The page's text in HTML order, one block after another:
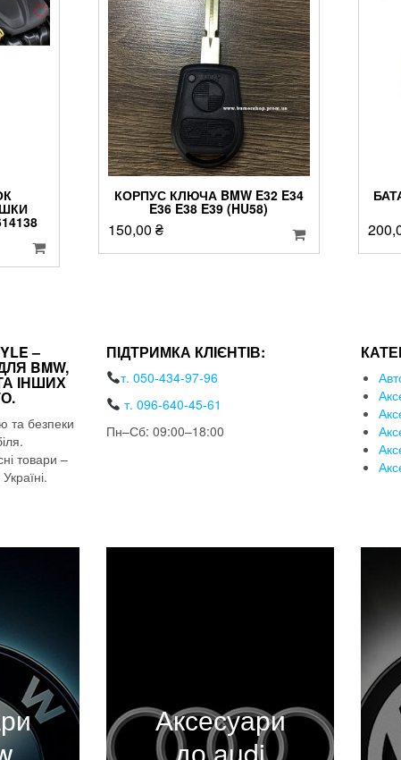
КОРПУС КЛЮЧА BMW E32 E34
E36 E38 E39 (HU58)
150,00 ₴
–
BMW,
ІНШИХ
та безпеки
товари –
ПІДТРИМКА КЛІЄНТІВ:
т. 050-434-97-96
т. 096-640-45-61
Пн–Сб: 09:00–18:00
Аксесуари
до audi